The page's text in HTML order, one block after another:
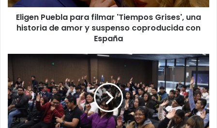
de
amorEligen Puebla para filmar 'Tiempos Grises', una
historia de amor y suspenso coproducida con
España
aprenden
a
usar
ChatGPT
y